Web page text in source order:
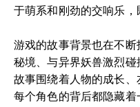
于萌系和刚劲的交响乐，
游戏的故事背景也在不
秘境、与异界妖兽激烈
故事围绕着人物的成长、
每个角色的背后都隐藏着